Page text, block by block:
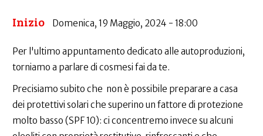
Inizio Domenica, 19 Maggio, 2024 - 18:00
Per l'ultimo appuntamento dedicato alle autoproduzioni,
torniamo a parlare di cosmesi fai da te.
Precisiamo subito che non è possibile preparare a casa
dei protettivi solari che superino un fattore di protezione
molto basso (SPF 10): ci concentremo invece su alcuni